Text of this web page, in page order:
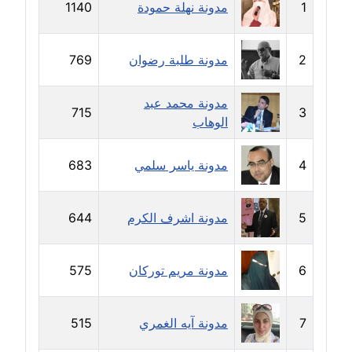
مدونة خولة سعيدان
عاملة
مدونة داليا السعيد
موقوف
مدونة داليا فاروق
عاملة
مدونة داليا نور
عاملة
مدونة دعاء البدري
عاملة
مدونة دعاء الجابي
عاملة
1 مدونة نهلة حمودة 1140
2 مدونة طلبة رضوان 769
3
مدونة محمد عبد
الوهاب
715
4 مدونة ياسر سلمي 683
5 مدونة اشرف الكرم 644
6 مدونة مريم توركان 575
7 مدونة آيه الغمري 515